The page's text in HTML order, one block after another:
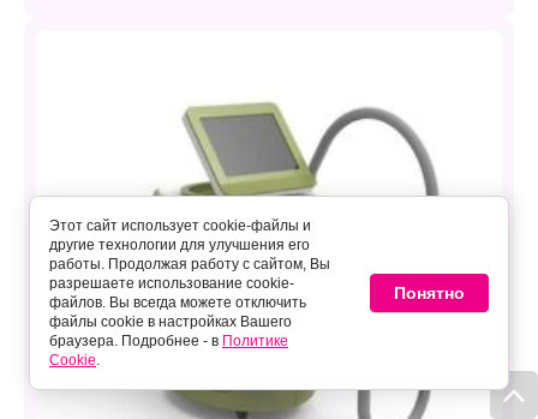
Этот сайт использует cookie-файлы и
другие технологии для улучшения его
работы. Продолжая работу с сайтом, Вы
разрешаете использование cookie-
файлов. Вы всегда можете отключить
файлы cookie в настройках Вашего
браузера. Подробнее - в Политике
Cookie.
Понятно